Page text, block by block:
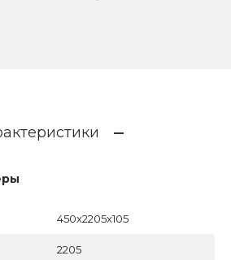
450x2205x105
2205